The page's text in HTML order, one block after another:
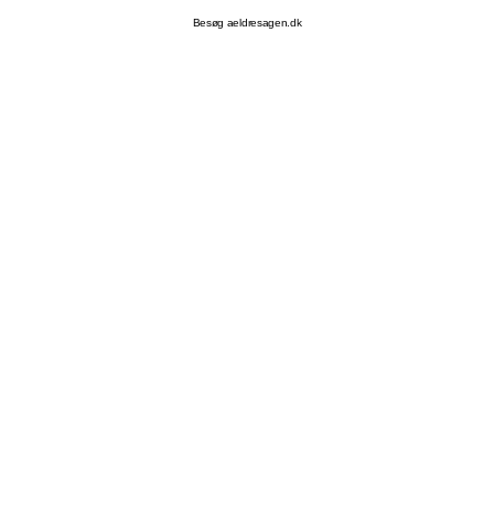
Besøg aeldresagen.dk